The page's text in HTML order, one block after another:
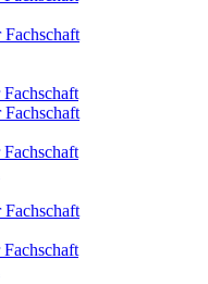
Fachschaft
Fachschaft
Fachschaft